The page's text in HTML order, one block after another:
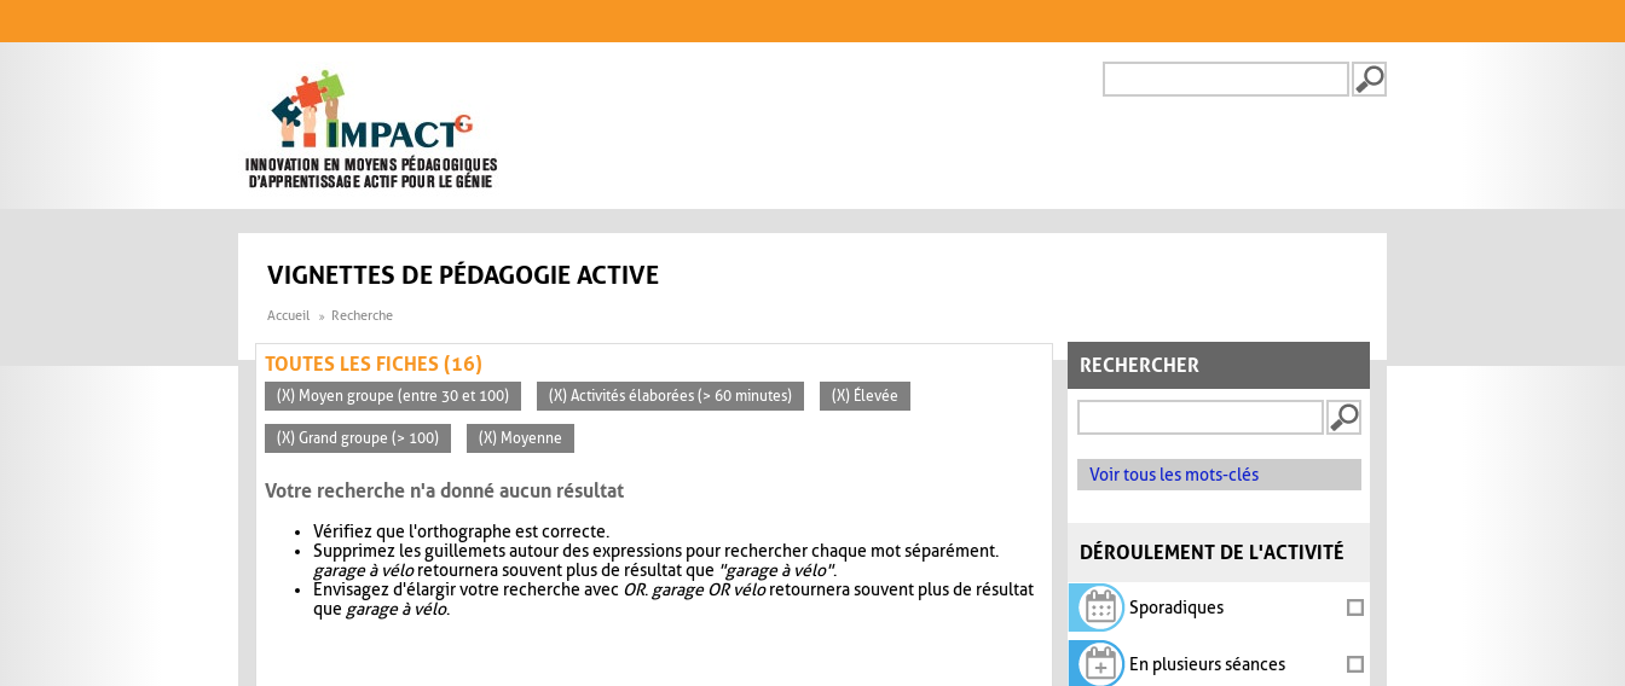
FORMULAIRE DE
VIGNETTES DE PÉDAGOGIE ACTIVE
Accueil Recherche
RECHERCHER
Voir tous les mots-clés
DÉROULEMENT DE L'ACTIVITÉ
Sporadiques
En plusieurs séances
TOUTES LES FICHES (16)
(X) Moyen groupe (entre 30 et 100) (X) Activités élaborées (> 60 minutes) (X) Élevée
(X) Grand groupe (> 100) (X) Moyenne
Votre recherche n'a donné aucun résultat
Vérifiez que l'orthographe est correcte.
Supprimez les guillemets autour des expressions pour rechercher chaque mot séparément.
garage à véloretournera souvent plus de résultat que "garage à vélo".
Envisagez d'élargir votre recherche avec OR. garage OR véloretournera souvent plus de résultat
que garage à vélo.